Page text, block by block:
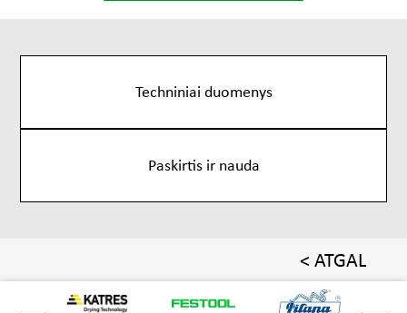
Techniniai duomenys
Paskirtis ir nauda
< ATGAL